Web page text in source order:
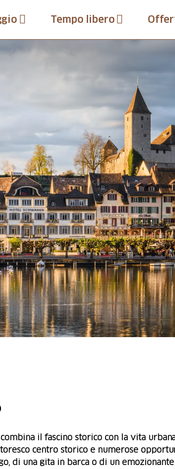
Tempo libero
il fascino storico con la vita
centro storico e numerose
di una gita in barca o di un